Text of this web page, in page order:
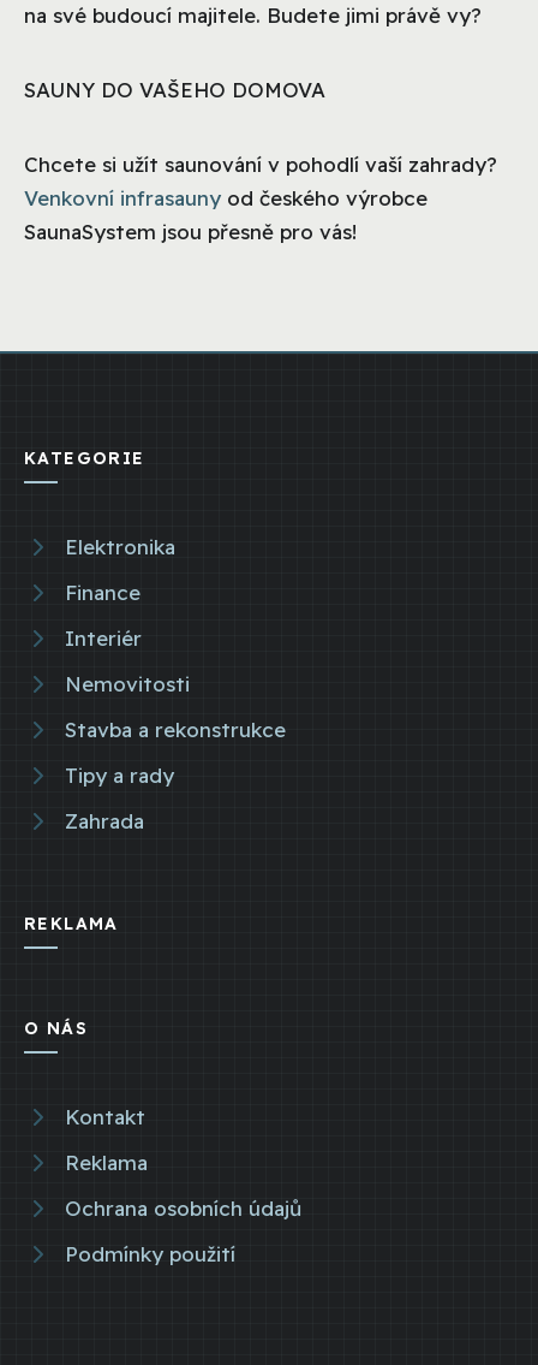
na své budoucí majitele. Budete jimi právě vy?
SAUNY DO VAŠEHO DOMOVA
Chcete si užít saunování v pohodlí vaší zahrady?
Venkovní infrasauny od českého výrobce
SaunaSystem jsou přesně pro vás!
KATEGORIE
Elektronika
Finance
Interiér
Nemovitosti
Stavba a rekonstrukce
Tipy a rady
Zahrada
REKLAMA
O NÁS
Kontakt
Reklama
Ochrana osobních údajů
Podmínky použití